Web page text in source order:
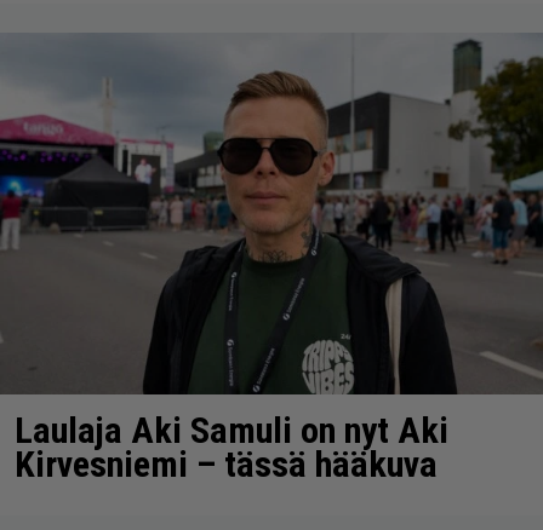
Laulaja Aki Samuli on nyt Aki
Kirvesniemi – tässä hääkuva